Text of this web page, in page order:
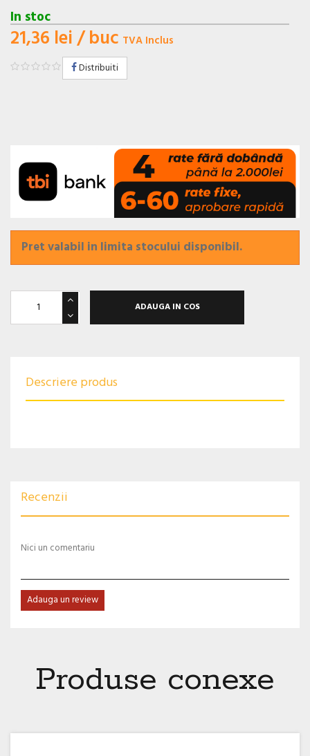
In stoc
21,36 lei/ buc TVA Inclus
Distribuiti
Pret valabil in limita stocului disponibil.
ADAUGA IN COS
Descriere produs
Recenzii
Nici un comentariu
Adauga un review
Produse conexe